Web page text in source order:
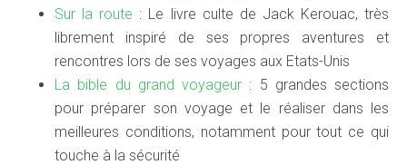
Sur la route : Le livre culte de Jack Kerouac, très
librement inspiré de ses propres aventures et
rencontres lors de ses voyages aux Etats-Unis
La bible du grand voyageur : 5 grandes sections
pour préparer son voyage et le réaliser dans les
meilleures conditions, notamment pour tout ce qui
touche à la sécurité